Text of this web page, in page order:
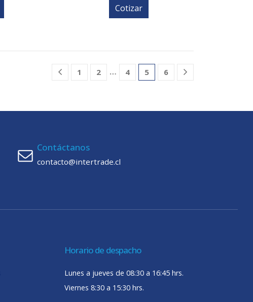
Cotizar
1 2 … 4 5 6
Contáctanos
contacto@intertrade.cl
Horario de despacho
Lunes a jueves de 08:30 a 16:45 hrs.
Viernes 8:30 a 15:30 hrs.